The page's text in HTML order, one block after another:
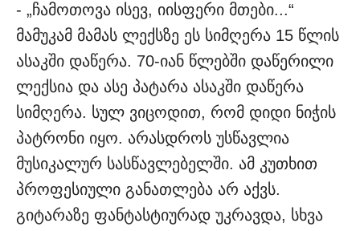
- „ჩამოთოვა ისევ, იისფერი მთები...“
მამუკამ მამას ლექსზე ეს სიმღერა 15 წლის
ასაკში დაწერა. 70-იან წლებში დაწერილი
ლექსია და ასე პატარა ასაკში დაწერა
სიმღერა. სულ ვიცოდით, რომ დიდი ნიჭის
პატრონი იყო. არასდროს უსწავლია
მუსიკალურ სასწავლებელში. ამ კუთხით
პროფესიული განათლება არ აქვს.
გიტარაზე ფანტასტიურად უკრავდა, სხვა